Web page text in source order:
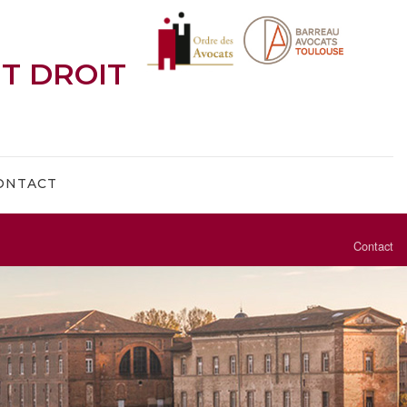
DROIT
Contact